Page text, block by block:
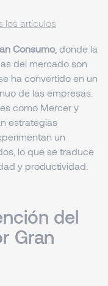
los artículos
Consumo, donde la
del mercado son
ha convertido en un
de las empresas.
como Mercer y
estrategias
un
lo que se traduce
y productividad.
del
Gran